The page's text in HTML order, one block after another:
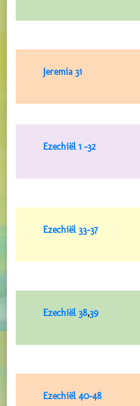
Jeremia 31
Ezechiël 1 -32
Ezechiël 33-37
Ezechiël 38,39
Ezechiël 40-48